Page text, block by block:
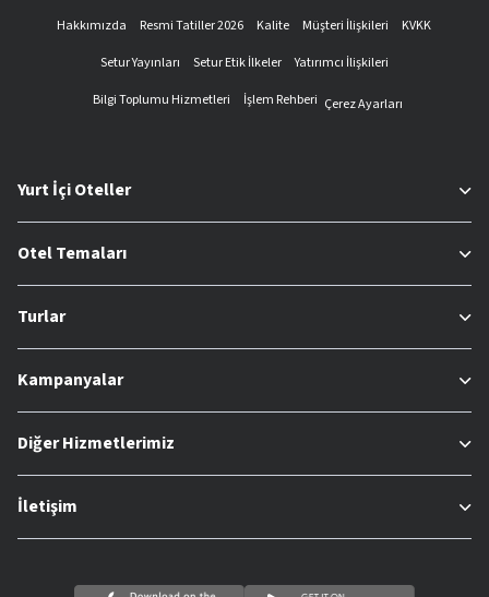
Hakkımızda Resmi Tatiller 2026 Kalite Müşteri İlişkileri
KVKK
Setur Yayınları
Setur Etik İlkeler
Yatırımcı İlişkileri
Bilgi Toplumu Hizmetleri
İşlem Rehberi Çerez Ayarları
Yurt İçi Oteller
Otel Temaları
Turlar
Kampanyalar
Diğer Hizmetlerimiz
İletişim